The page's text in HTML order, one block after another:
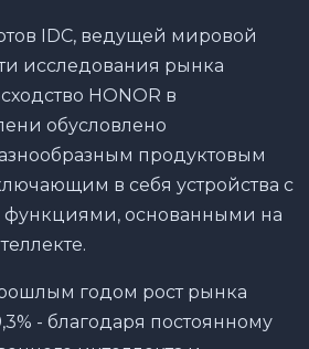
IDC, ведущей мировой
исследования рынка
HONOR в
обусловлено
продуктовым
в себя устройства с
функциями, основанными на
годом рост рынка
- благодаря постоянному